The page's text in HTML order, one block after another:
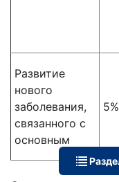
Развитие
нового
заболевания,
связанного с
основным
5%